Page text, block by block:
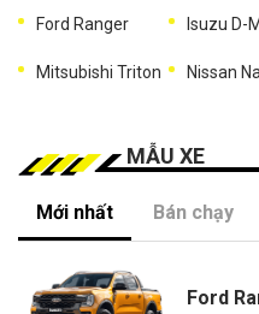
Ford Ranger Isuzu D-
Mitsubishi Triton Nissan
MẪU XE
Mới nhất Bán chạy
Ford